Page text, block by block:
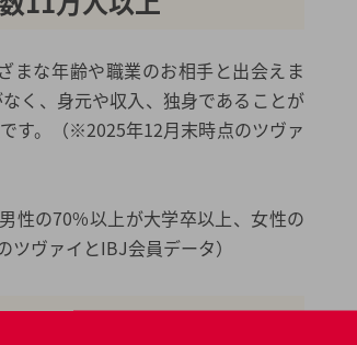
まな年齢や職業のお相手と出会えま
く、身元や収入、独身であることが
す。（※2025年12月末時点のツヴァ
性の70%以上が大学卒以上、女性の
ヴァイとIBJ会員データ）
な出会いの種類